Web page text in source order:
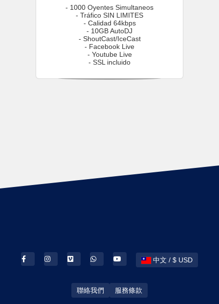
- 1000 Oyentes Simultaneos
- Tráfico SIN LIMITES
- Calidad 64kbps
- 10GB AutoDJ
- ShoutCast/IceCast
- Facebook Live
- Youtube Live
- SSL incluido
中文 / $ USD
聯絡我們 服務條款